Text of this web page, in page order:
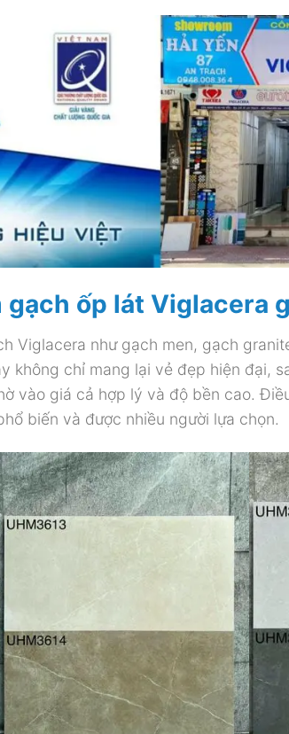
gạch ốp lát Viglacera
Viglacera như gạch men, gạch
không chỉ mang lại vẻ đẹp hiện đại,
vào giá cả hợp lý và độ bền cao.
biến và được nhiều người lựa chọn.